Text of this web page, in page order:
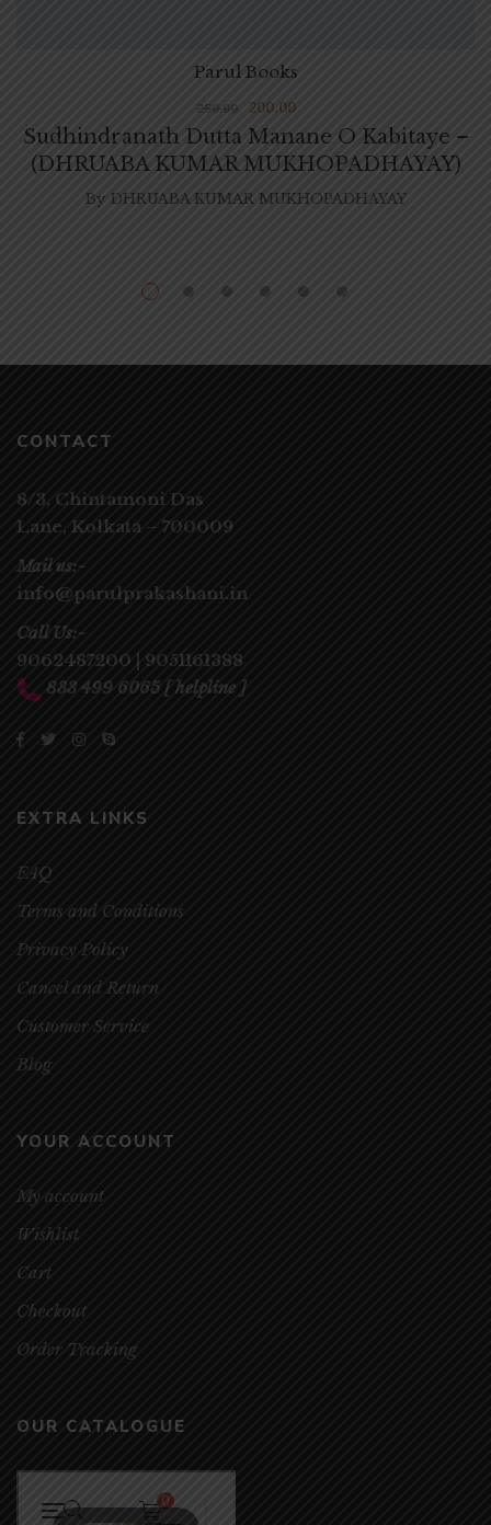
Sudhindranath Dutta Manane O Kabitaye –
(DHRUABA KUMAR MUKHOPADHAYAY)
Parul Books
250.00 200.00
By DHRUABA KUMAR MUKHOPADHAYAY
CONTACT
8/3, Chintamoni Das
Lane, Kolkata – 700009
Mail us:-
info@parulprakashani.in
Call Us:-
9062487200
9051161388
833 499 6065 [ helpline ]
EXTRA LINKS
FAQ
Terms and Conditions
Privacy Policy
Cancel and Return
Customer Service
Blog
YOUR ACCOUNT
My account
Wishlist
Cart
Checkout
Order Tracking
OUR CATALOGUE